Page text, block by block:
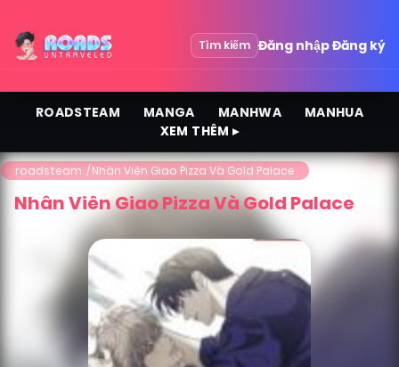
Tìm kiếm Đăng nhậpĐăng ký
ROADSTEAM MANGA MANHWA
MANHUA
XEM THÊM ▸
roadsteam Nhân Viên Giao Pizza Và Gold Palace
Nhân Viên Giao Pizza Và Gold Palace